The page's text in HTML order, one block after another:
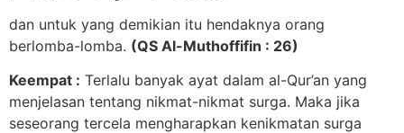
dan untuk yang demikian itu hendaknya orang
berlomba-lomba. (QS Al-Muthoffifin : 26)
Keempat : Terlalu banyak ayat dalam al-Qur’an yang
menjelasan tentang nikmat-nikmat surga. Maka jika
seseorang tercela mengharapkan kenikmatan surga